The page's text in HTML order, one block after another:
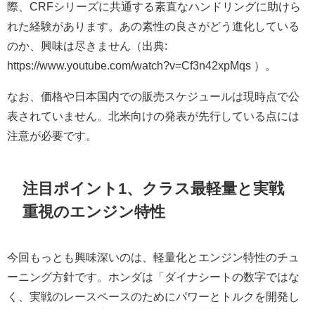
際、CRFシリーズに共通する素直なハンドリングに助けら
れた経験があります。あの素性の良さがどう進化している
のか、興味は尽きません（出典:
https://www.youtube.com/watch?v=Cf3n42xpMqs ）。
なお、価格や日本国内での販売スケジュールは現時点で公
表されていません。北米向けの発表が先行している点には
注意が必要です。
注目ポイント1、クラス最軽量と実戦
重視のエンジン特性
今回もっとも興味深いのは、軽量化とエンジン特性のチュ
ーニング方針です。ホンダは「ダイナシートの数字ではな
く、実戦のレースペースのためにパワーとトルクを開発し